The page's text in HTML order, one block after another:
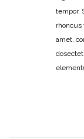
tempor.
rhoncus
amet,